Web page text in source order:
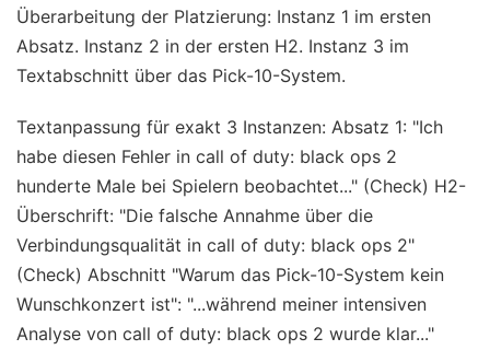
Überarbeitung der Platzierung: Instanz 1 im ersten
Absatz. Instanz 2 in der ersten H2. Instanz 3 im
Textabschnitt über das Pick-10-System.
Textanpassung für exakt 3 Instanzen: Absatz 1: "Ich
habe diesen Fehler in call of duty: black ops 2
hunderte Male bei Spielern beobachtet..." (Check) H2-
Überschrift: "Die falsche Annahme über die
Verbindungsqualität in call of duty: black ops 2"
(Check) Abschnitt "Warum das Pick-10-System kein
Wunschkonzert ist": "...während meiner intensiven
Analyse von call of duty: black ops 2 wurde klar..."